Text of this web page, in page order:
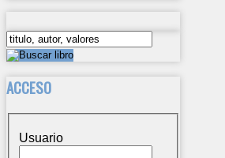
ACCESO
Usuario